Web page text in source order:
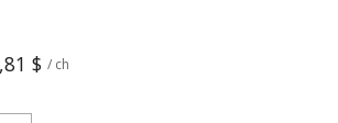
$ / ch